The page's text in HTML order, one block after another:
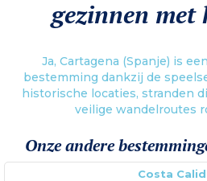
gezinnen met
Ja, Cartagena (Spanje) is
bestemming dankzij de
historische locaties, stranden
veilige wandelroutes
Onze andere
Costa